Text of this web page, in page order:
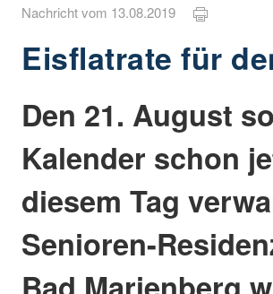
Nachricht vom 13.08.2019
Eisflatrate für
Den 21. August
Kalender schon
diesem Tag
Senioren-